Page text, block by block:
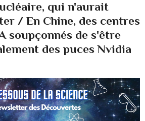
qui n'aurait
/ En Chine, des centres
soupçonnés de s'être
des puces Nvidia